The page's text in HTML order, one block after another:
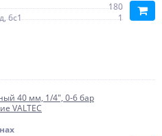
180
6с1
1
40 мм, 1/4", 0-6 бар
VALTEC